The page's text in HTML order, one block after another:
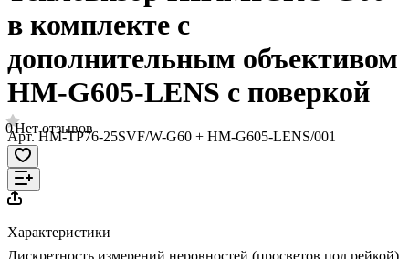
в комплекте с
дополнительным объективом
HM-G605-LENS с поверкой
0Нет отзывов
Арт.HM-TP76-25SVF/W-G60 + HM-G605-LENS/001
Характеристики